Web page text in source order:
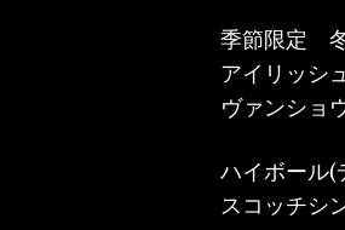
季節限定
アイリ
ヴァン
ハイボ
スコッチ